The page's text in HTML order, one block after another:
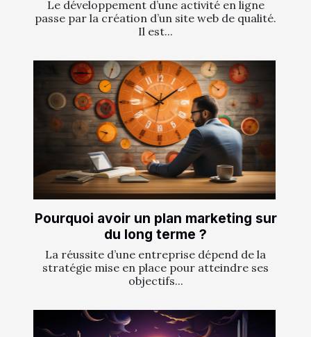
Le développement d’une activité en ligne
passe par la création d’un site web de qualité.
Il est...
Pourquoi avoir un plan marketing sur
du long terme ?
La réussite d’une entreprise dépend de la
stratégie mise en place pour atteindre ses
objectifs...